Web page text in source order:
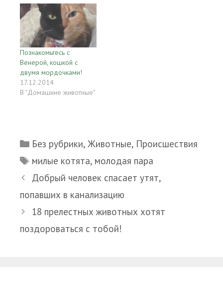
Познакомьтесь с
Венерой, кошкой с
двумя мордочками!
17.12.2014
В "Домашние животные"
Рубрики
Без рубрики,Животные, Происшествия
Метки
милые котята, молодая пара
Добрый человек спасает утят,
попавших в канализацию
18 прелестных животных хотят
поздороваться с тобой!